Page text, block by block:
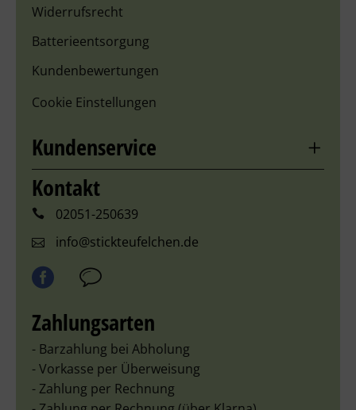
Widerrufsrecht
Batterieentsorgung
Kundenbewertungen
Cookie Einstellungen
Kundenservice
Kontakt
02051-250639
info@stickteufelchen.de
Zahlungsarten
- Barzahlung bei Abholung
- Vorkasse per Überweisung
- Zahlung per Rechnung